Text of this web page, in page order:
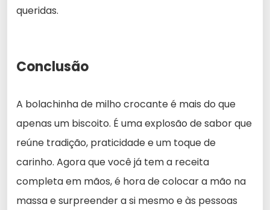
queridas.
Conclusão
A bolachinha de milho crocante é mais do que
apenas um biscoito. É uma explosão de sabor que
reúne tradição, praticidade e um toque de
carinho. Agora que você já tem a receita
completa em mãos, é hora de colocar a mão na
massa e surpreender a si mesmo e às pessoas